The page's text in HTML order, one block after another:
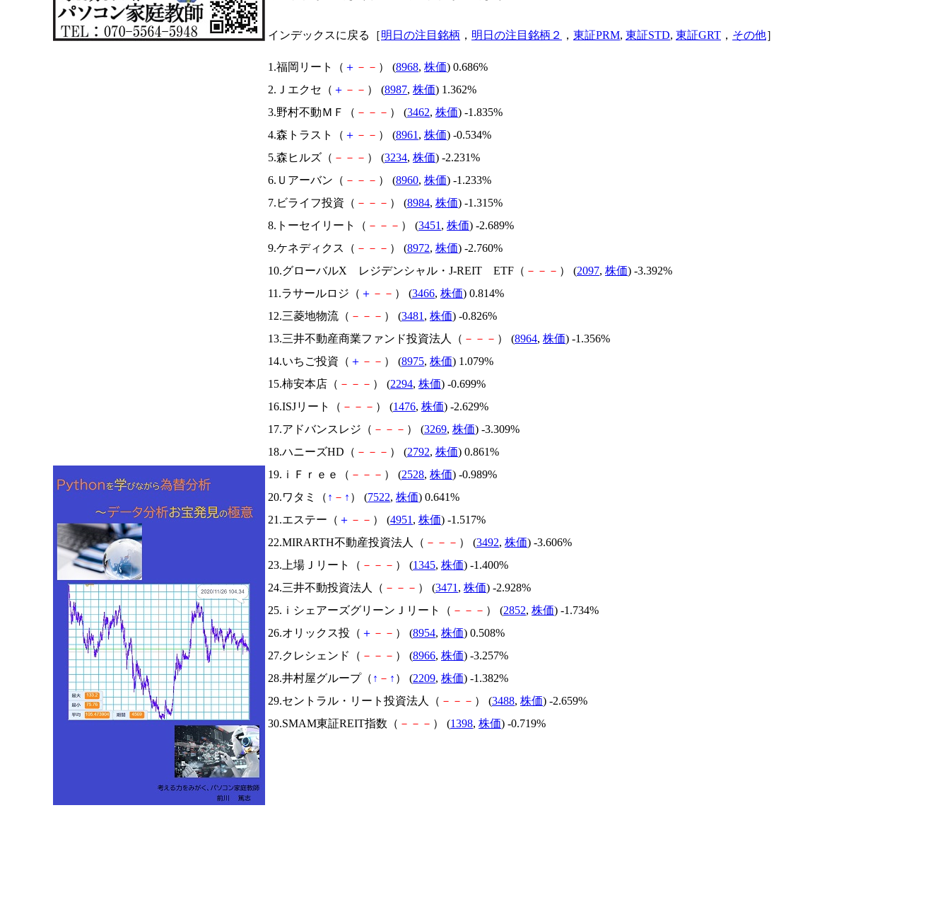
インデックスに戻る［明日の注目銘柄 ， 明日の注目銘柄２ ， 東証PRM, 東証STD, 東証GRT ， その他］
1.福岡リート（ ＋ － － ） (8968, 株価) 0.686%
2.Ｊエクセ（ ＋ － － ） (8987, 株価) 1.362%
3.野村不動ＭＦ（ － － － ） (3462, 株価) -1.835%
4.森トラスト（ ＋ － － ） (8961 , 株価) -0.534%
5.森ヒルズ（ － － － ） (3234, 株価) -2.231%
6.Ｕアーバン（ － － － ） (8960, 株価) -1.233%
7.ビライフ投資（ － － － ） (8984, 株価) -1.315%
8.トーセイリート（ － － － ） (3451 , 株価) -2.689%
9.ケネディクス（ － － － ） (8972, 株価) -2.760%
10.グローバルX レジデンシャル・J-REIT ETF（ － － － ） (2097, 株価) -3.392%
11.ラサールロジ（ ＋ － － ） (3466, 株価) 0.814%
12.三菱地物流（ － － － ） (3481 , 株価) -0.826%
13.三井不動産商業ファンド投資法人（ － － － ） (8964, 株価) -1.356%
14.いちご投資（ ＋ － － ） (8975, 株価) 1.079%
15.柿安本店（ － － － ） (2294, 株価) -0.699%
16.ISJリート（ － － － ） (1476, 株価) -2.629%
17.アドバンスレジ（ － － － ） (3269, 株価) -3.309%
18.ハニーズHD（ － － － ） (2792, 株価) 0.861%
19.ｉＦｒｅｅ（ － － － ） (2528, 株価) -0.989%
20.ワタミ（ ↑ － ↑ ） (7522, 株価) 0.641%
21.エステー（ ＋ － － ） (4951 , 株価) -1.517%
22.MIRARTH不動産投資法人（ － － － ） (3492, 株価) -3.606%
23.上場Ｊリート（ － － － ） (1345, 株価) -1.400%
24.三井不動投資法人（ － － － ） (3471 , 株価) -2.928%
25.ｉシェアーズグリーンＪリート（ － － － ） (2852, 株価) -1.734%
26.オリックス投（ ＋ － － ） (8954, 株価) 0.508%
27.クレシェンド（ － － － ） (8966, 株価) -3.257%
28.井村屋グループ（ ↑ － ↑ ） (2209, 株価) -1.382%
29.セントラル・リート投資法人（ － － － ） (3488, 株価) -2.659%
30.SMAM東証REIT指数（ － － － ） (1398, 株価) -0.719%